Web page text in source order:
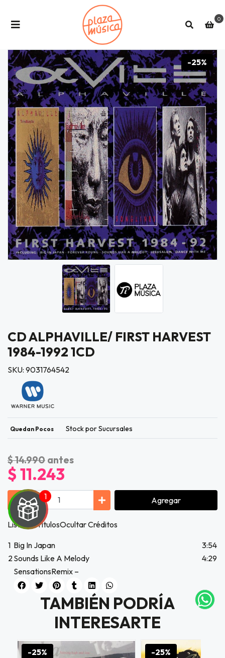
0
-25%
CD ALPHAVILLE/ FIRST HARVEST
1984-1992 1CD
SKU: 9031764542
Quedan Pocos Stock por Sucursales
$ 14.990 antes
$ 11.243
Agregar
Lista de TítulosOcultar Créditos
1 Big In Japan
3:54
2Sounds Like A Melody 4:29
SensationsRemix –
TAMBIÉN PODRÍA
INTERESARTE
-25% -25%